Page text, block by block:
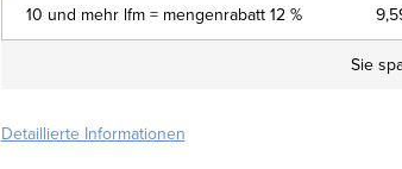
10 und mehr lfm = mengenrabatt 12 %
Sie
Detaillierte Informationen